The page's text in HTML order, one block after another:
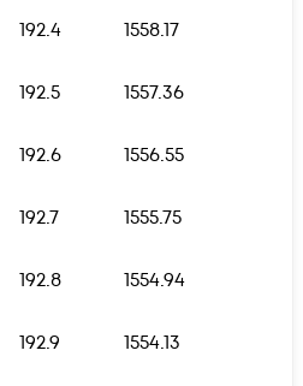
192.4 1558.17
192.5 1557.36
192.6 1556.55
192.7 1555.75
192.8 1554.94
192.9 1554.13